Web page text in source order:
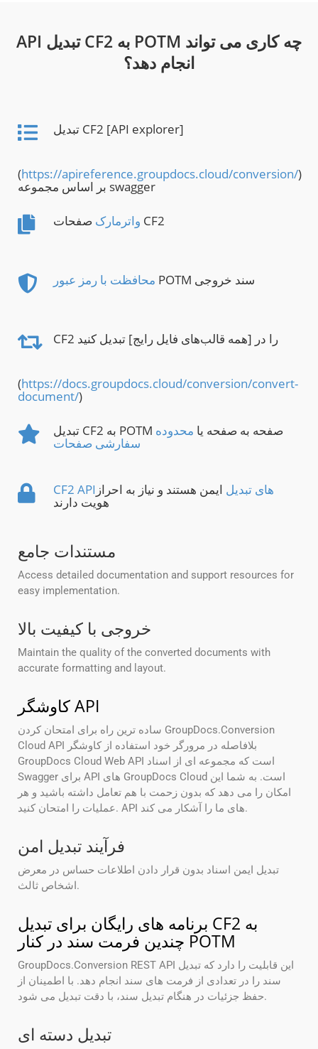
API تبدیل CF2 به POTM چه کاری می تواند
انجام دهد؟
تبدیل CF2 [API explorer]
(https://apireference.groupdocs.cloud/conversion/)
بر اساس مجموعه swagger
واترمارک صفحات CF2
محافظت با رمز عبور POTM سند خروجی
CF2 را در [همه قالب‌های فایل رایج] تبدیل کنید
(https://docs.groupdocs.cloud/conversion/convert-
document/)
تبدیل CF2 به POTM صفحه به صفحه یا محدوده
سفارشی صفحات
CF2 APIهای تبدیل ایمن هستند و نیاز به احراز
هویت دارند
مستندات جامع
Access detailed documentation and support resources for
easy implementation.
خروجی با کیفیت بالا
Maintain the quality of the converted documents with
accurate formatting and layout.
کاوشگر API
ساده ترین راه برای امتحان کردن GroupDocs.Conversion
Cloud API بلافاصله در مرورگر خود استفاده از کاوشگر
GroupDocs Cloud Web API است که مجموعه ای از اسناد
Swagger برای API های GroupDocs Cloud است. به شما این
امکان را می دهد که بدون زحمت با هم تعامل داشته باشید و هر
عملیات را امتحان کنید. API های ما را آشکار می کند.
فرآیند تبدیل امن
تبدیل ایمن اسناد بدون قرار دادن اطلاعات حساس در معرض
اشخاص ثالث.
برنامه های رایگان برای تبدیل CF2 به
چندین فرمت سند در کنار POTM
GroupDocs.Conversion REST API این قابلیت را دارد که تبدیل
سند را در تعدادی از فرمت های سند انجام دهد. با اطمینان از
حفظ جزئیات در هنگام تبدیل سند، با دقت تبدیل می شود.
تبدیل دسته ای